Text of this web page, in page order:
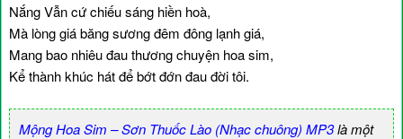
Nắng Vẫn cứ chiếu sáng hiền hoà,
Mà lòng giá băng sương đêm đông lạnh giá,
Mang bao nhiêu đau thương chuyện hoa sim,
Kể thành khúc hát để bớt đớn đau đời tôi.
Mộng Hoa Sim – Sơn Thuốc Lào (Nhạc chuông) MP3là một